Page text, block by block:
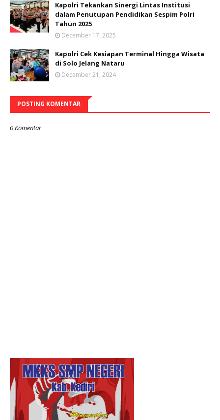
Kapolri Tekankan Sinergi Lintas Institusi
dalam Penutupan Pendidikan Sespim Polri
Tahun 2025
December 17, 2025
Kapolri Cek Kesiapan Terminal Hingga Wisata
di Solo Jelang Nataru
December 21, 2024
POSTING KOMENTAR
0 Komentar